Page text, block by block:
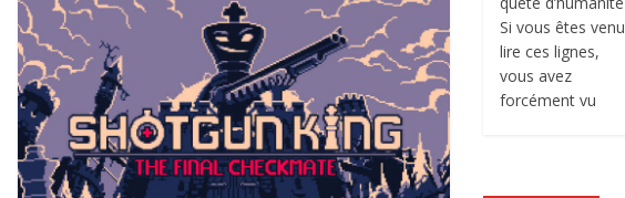
Si vous êtes venu
lire ces lignes,
vous avez
forcément vu